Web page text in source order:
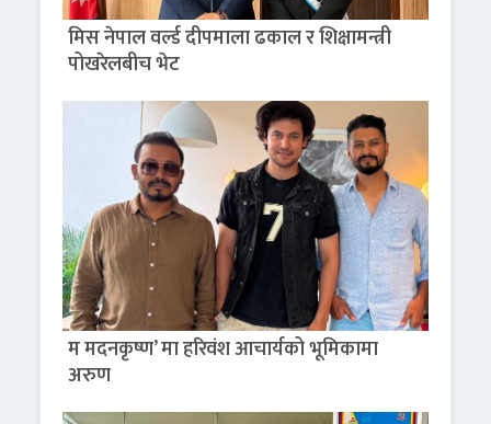
मिस नेपाल वर्ल्ड दीपमाला ढकाल र शिक्षामन्त्री
पोखरेलबीच भेट
म मदनकृष्ण’ मा हरिवंश आचार्यको भूमिकामा
अरुण